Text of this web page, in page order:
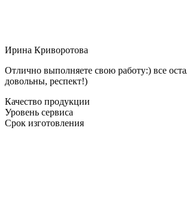
Ирина Криворотова
Отлично выполняете свою работу:) все
довольны, респект!)
Качество продукции
Уровень сервиса
Срок изготовления